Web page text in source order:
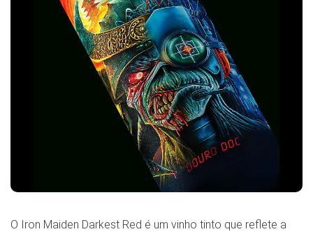
O Iron Maiden Darkest Red é um vinho tinto que reflete a